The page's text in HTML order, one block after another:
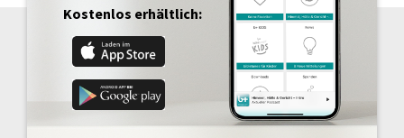
Kostenlos erhältlich: